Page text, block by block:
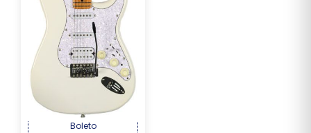
Guitarra Seizi Multi Smart
Pearl White...
R$ 2.169,00
OU R$ 2.017,17 no PIX ou
Boleto